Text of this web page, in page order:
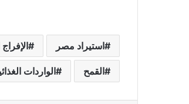
استيراد مصر
القمح الواردات